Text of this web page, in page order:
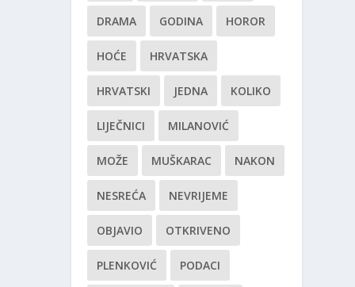
DRAMA GODINA HOROR
HOĆE HRVATSKA
HRVATSKI JEDNA KOLIKO
LIJEČNICI MILANOVIĆ
MOŽE MUŠKARAC NAKON
NESREĆA NEVRIJEME
OBJAVIO OTKRIVENO
PLENKOVIĆ PODACI